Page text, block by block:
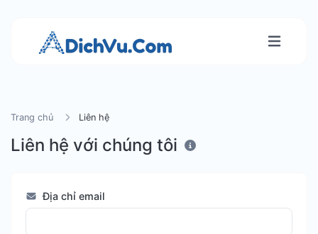
Trang chủ Liên hệ
Liên hệ với chúng tôi
Địa chỉ email